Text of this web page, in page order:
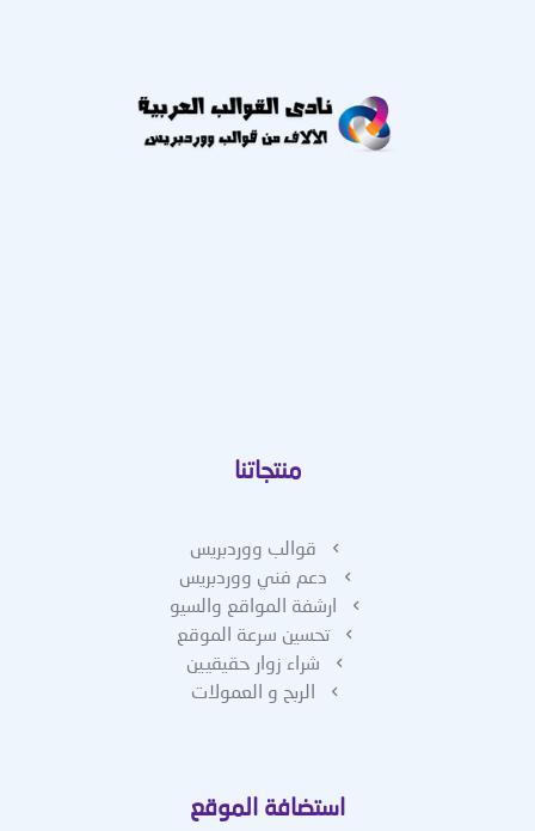
منتجاتنا
قوالب ووردبريس
دعم فني ووردبريس
ارشفة المواقع والسيو
تحسين سرعة الموقع
شراء زوار حقيقيين
الربح و العمولات
استضافة الموقع